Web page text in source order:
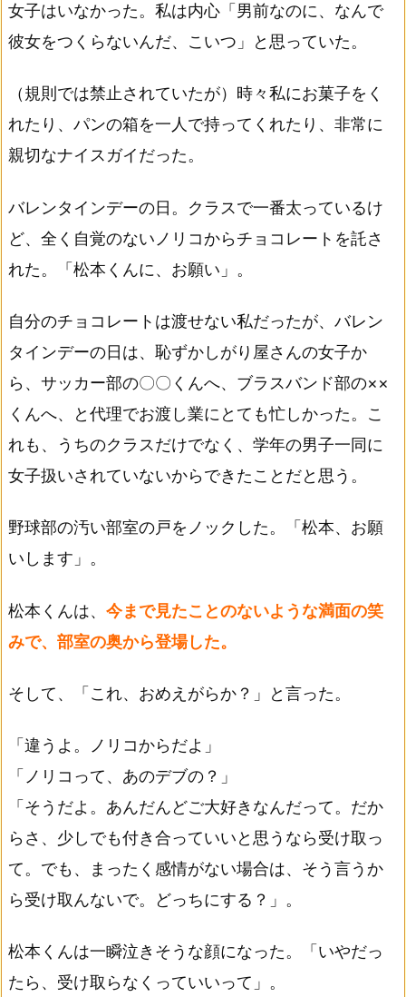
女子はいなかった。私は内心「男前なのに、なんで
彼女をつくらないんだ、こいつ」と思っていた。
（規則では禁止されていたが）時々私にお菓子をく
れたり、パンの箱を一人で持ってくれたり、非常に
親切なナイスガイだった。
バレンタインデーの日。クラスで一番太っているけ
ど、全く自覚のないノリコからチョコレートを託さ
れた。「松本くんに、お願い」。
自分のチョコレートは渡せない私だったが、バレン
タインデーの日は、恥ずかしがり屋さんの女子か
ら、サッカー部の〇〇くんへ、ブラスバンド部の××
くんへ、と代理でお渡し業にとても忙しかった。こ
れも、うちのクラスだけでなく、学年の男子一同に
女子扱いされていないからできたことだと思う。
野球部の汚い部室の戸をノックした。「松本、お願
いします」。
松本くんは、 今まで見たことのないような満面の笑
みで、部室の奥から登場した。
そして、「これ、おめえがらか？」と言った。
「違うよ。ノリコからだよ」
「ノリコって、あのデブの？」
「そうだよ。あんだんどご大好きなんだって。だか
らさ、少しでも付き合っていいと思うなら受け取っ
て。でも、まったく感情がない場合は、そう言うか
ら受け取んないで。どっちにする？」。
松本くんは一瞬泣きそうな顔になった。「いやだっ
たら、受け取らなくっていいって」。